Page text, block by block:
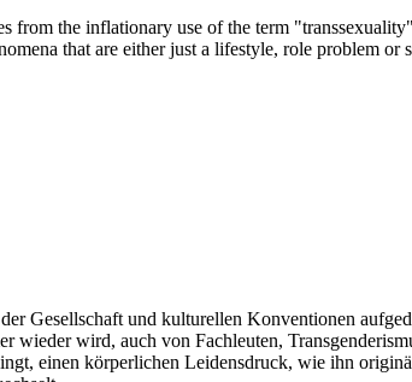
the inflationary use of the term
that are either just a lifestyle, role problem
Gesellschaft und kulturellen Konventionen
wird, auch von Fachleuten,
einen körperlichen Leidensdruck, wie ihn